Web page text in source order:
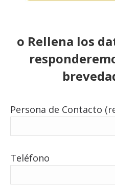
o Rellena los
Persona de Contacto
Teléfono